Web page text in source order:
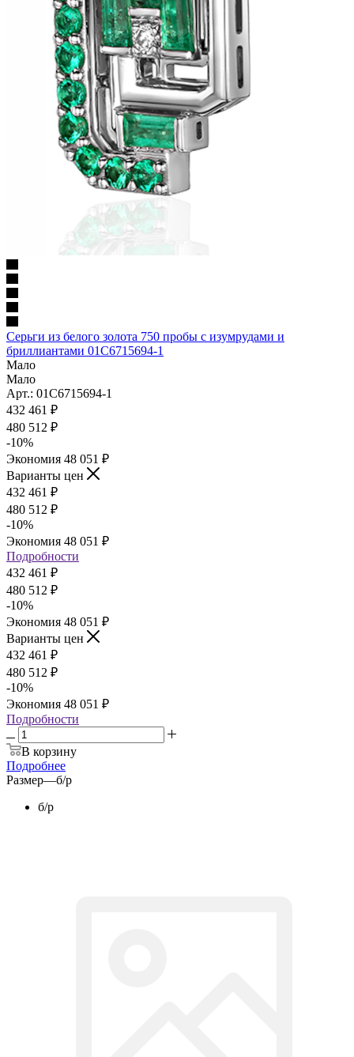
Серьги из белого золота 750 пробы с изумрудами и
бриллиантами 01С6715694-1
Мало
Мало
Арт.: 01С6715694-1
432 461 ₽
480 512 ₽
-10%
Экономия 48 051 ₽
Варианты цен
432 461 ₽
480 512 ₽
-10%
Экономия 48 051 ₽
Подробности
432 461 ₽
480 512 ₽
-10%
Экономия 48 051 ₽
Варианты цен
432 461 ₽
480 512 ₽
-10%
Экономия 48 051 ₽
Подробности
В корзину
Подробнее
Размер—б/р
б/р